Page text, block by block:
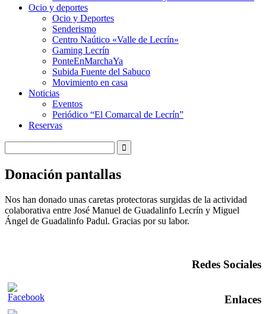
Ocio y deportes
Ocio y Deportes
Senderismo
Centro Naútico «Valle de Lecrín»
Gaming Lecrín
PonteEnMarchaYa
Subida Fuente del Sabuco
Movimiento en casa
Noticias
Eventos
Periódico “El Comarcal de Lecrín”
Reservas
Donación pantallas
Nos han donado unas caretas protectoras surgidas de la actividad
colaborativa entre José Manuel de Guadalinfo Lecrín y Miguel
Ángel de Guadalinfo Padul. Gracias por su labor.
Redes Sociales
Enlaces